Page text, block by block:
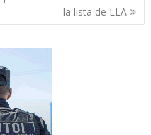
la lista de LLA